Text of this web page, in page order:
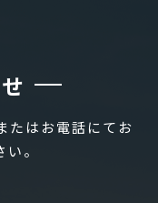
たはお電話にてお
。